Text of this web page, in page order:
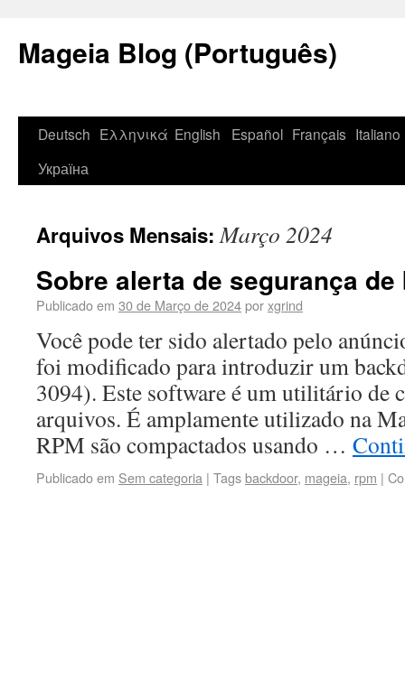
Mageia Blog (Português)
Deutsch Ελληνικά English Español Français Italiano
Україна
Arquivos Mensais:Março 2024
Sobre alerta de segurança
Publicado em 30 de Março de 2024porxgrind
Você pode ter sido alertado pelo
foi modificado para introduzir um
3094). Este software é um utilitário de
arquivos. É amplamente utilizado na
RPM são compactados usando …
Publicado em Sem categoria | Tagsbackdoor, mageia, rpm |